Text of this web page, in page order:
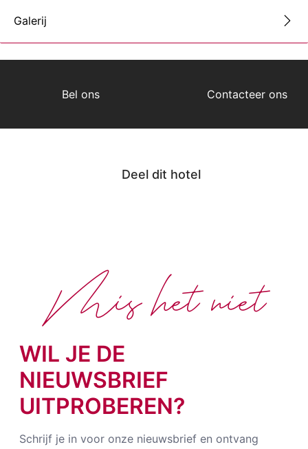
Galerij
Bel ons Contacteer ons
Deel dit hotel
WIL JE DE
NIEUWSBRIEF
UITPROBEREN?
Schrijf je in voor onze nieuwsbrief en ontvang
Mis het niet